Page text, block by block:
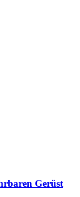
Gerüst